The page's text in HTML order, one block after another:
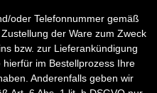
oder Telefonnummer gemäß
der Ware zum Zweck
bzw. zur Lieferankündigung
im Bestellprozess Ihre
Anderenfalls geben wir